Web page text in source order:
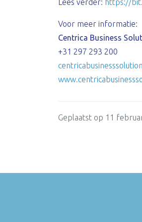
Lees verder: https://
Voor meer informatie:
Centrica Business
+31 297 293 200
Geplaatst op 11